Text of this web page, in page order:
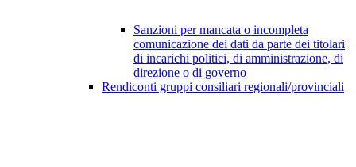
Sanzioni per mancata o incompleta
comunicazione dei dati da parte dei titolari
di incarichi politici, di amministrazione, di
direzione o di governo
Rendiconti gruppi consiliari regionali/provinciali